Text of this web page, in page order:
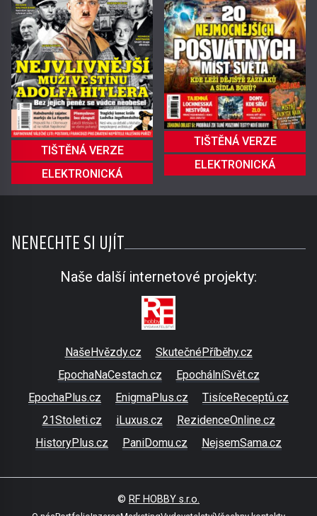
TIŠTĚNÁ VERZE
ELEKTRONICKÁ
TIŠTĚNÁ VERZE
ELEKTRONICKÁ
NENECHTE SI UJÍT
Naše další internetové projekty:
NašeHvězdy.cz
SkutečnéPříběhy.cz
EpochaNaCestach.cz
EpochálníSvět.cz
EpochaPlus.cz
EnigmaPlus.cz
TisíceReceptů.cz
21Stoleti.cz
iLuxus.cz
RezidenceOnline.cz
HistoryPlus.cz
PaniDomu.cz NejsemSama.cz
© RF HOBBY s.r.o.